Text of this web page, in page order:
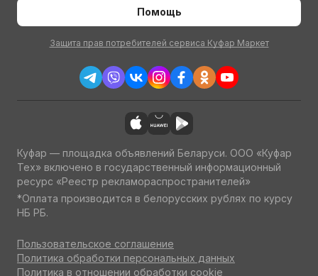
Помощь
Защита прав потребителей сервиса Куфар Маркет
Куфар — площадка объявлений Беларуси. ООО «Куфар
Тех» включено в государственный информационный
ресурс «Реестр рекламораспространителей»
*Оплата производится в белорусских рублях по курсу
НБ РБ.
Пользовательское соглашение
Политика обработки персональных данных
Политика в отношении обработки cookie